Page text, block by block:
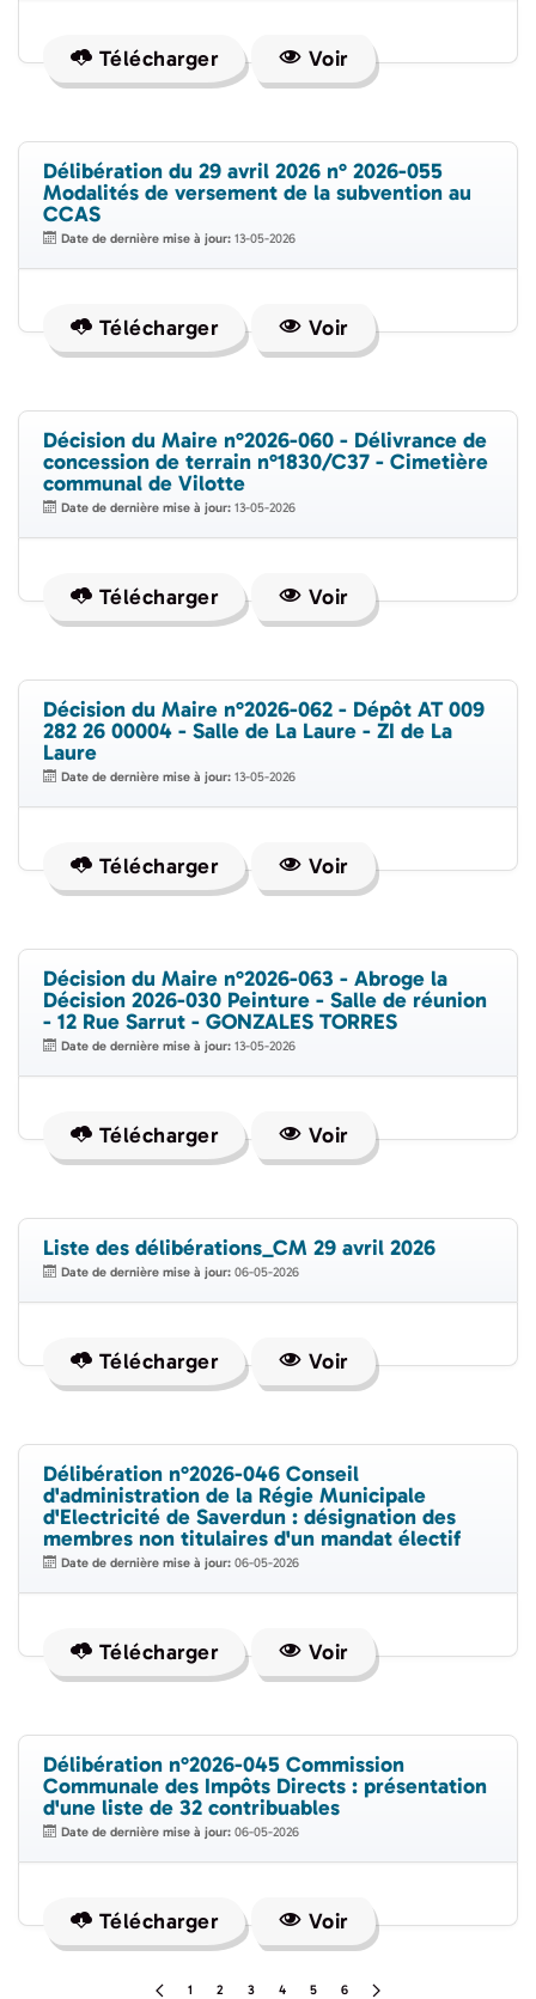
Télécharger Voir
Délibération du 29 avril 2026 n° 2026-055
Modalités de versement de la subvention au
CCAS
Date de dernière mise à jour: 13-05-2026
Télécharger Voir
Décision du Maire n°2026-060 - Délivrance de
concession de terrain n°1830/C37 - Cimetière
communal de Vilotte
Date de dernière mise à jour: 13-05-2026
Télécharger Voir
Décision du Maire n°2026-062 - Dépôt AT 009
282 26 00004 - Salle de La Laure - ZI de La
Laure
Date de dernière mise à jour: 13-05-2026
Télécharger Voir
Décision du Maire n°2026-063 - Abroge la
Décision 2026-030 Peinture - Salle de réunion
- 12 Rue Sarrut - GONZALES TORRES
Date de dernière mise à jour: 13-05-2026
Télécharger Voir
Liste des délibérations_CM 29 avril 2026
Date de dernière mise à jour: 06-05-2026
Télécharger Voir
Délibération n°2026-046 Conseil
d'administration de la Régie Municipale
d'Electricité de Saverdun : désignation des
membres non titulaires d'un mandat électif
Date de dernière mise à jour: 06-05-2026
Télécharger Voir
Délibération n°2026-045 Commission
Communale des Impôts Directs : présentation
d'une liste de 32 contribuables
Date de dernière mise à jour: 06-05-2026
Télécharger Voir
1 2 3 4 5 6